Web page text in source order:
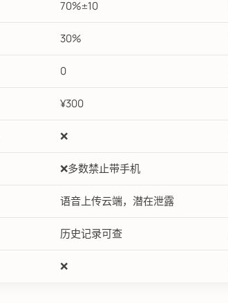
70%±10
30%
0
¥300
❌
❌多数禁止带手机
语音上传云端，潜在泄露
历史记录可查
❌